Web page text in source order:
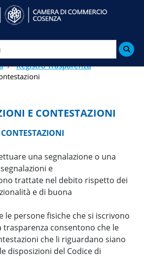
al
principale

Registro Trasparenza
E CONTESTAZIONI
una segnalazione o una
e
trattate nel debito rispetto dei
e di buona
le persone fisiche che si iscrivono
trasparenza consentono che le
che li riguardano siano
disposizioni del Codice di